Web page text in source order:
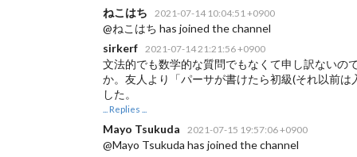
ねこはち
2021-07-14 10:04:51 +0900
@ねこはち has joined the channel
sirkerf
2021-07-14 21:21:56 +0900
文法的でも数学的な質問でもなくて申し訳ないの
か。友人より「パーサが書けたら初級(それ以前
した。
... Replies ...
Mayo Tsukuda 2021-07-15 19:57:06 +0900
@Mayo Tsukuda has joined the channel